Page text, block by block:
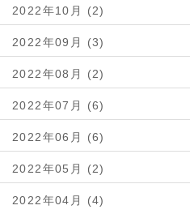
2022年10月 (2)
2022年09月 (3)
2022年08月 (2)
2022年07月 (6)
2022年06月 (6)
2022年05月 (2)
2022年04月 (4)